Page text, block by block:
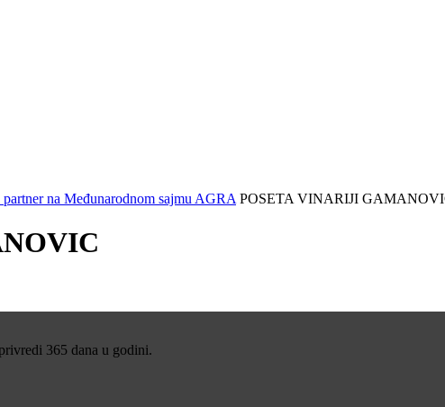
na Međunarodnom sajmu AGRA POSETA VINARIJI
365 dana u godini.